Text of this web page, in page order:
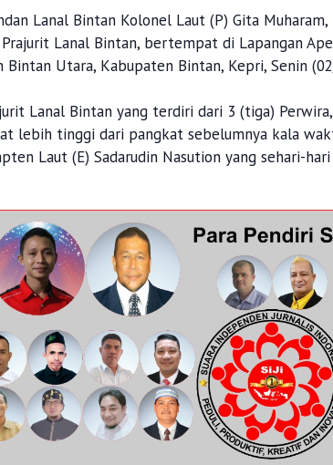
Lanal Bintan Kolonel Laut (P) Gita
Lanal Bintan, bertempat di Lapangan
Bintan Utara, Kabupaten Bintan, Kepri, Senin
Lanal Bintan yang terdiri dari 3 (tiga)
lebih tinggi dari pangkat sebelumnya kala
Laut (E) Sadarudin Nasution yang sehari-